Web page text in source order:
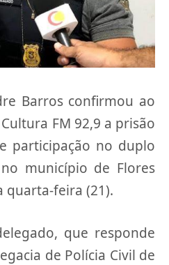
Barros confirmou ao
FM 92,9 a prisão
participação no duplo
município de Flores
quarta-feira (21).
que responde
de Polícia Civil de